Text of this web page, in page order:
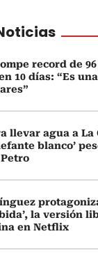
record de
10 días: “Es
llevar agua a La
blanco’
la versión
en Netflix